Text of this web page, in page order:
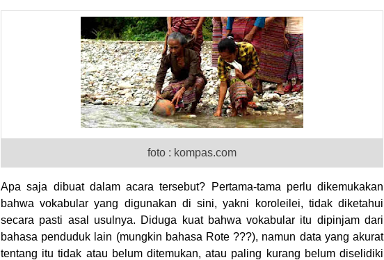
foto : kompas.com
Apa saja dibuat dalam acara tersebut? Pertama-tama perlu dikemukakan
bahwa vokabular yang digunakan di sini, yakni koroleilei, tidak diketahui
secara pasti asal usulnya. Diduga kuat bahwa vokabular itu dipinjam dari
bahasa penduduk lain (mungkin bahasa Rote ???), namun data yang akurat
tentang itu tidak atau belum ditemukan, atau paling kurang belum diselidiki